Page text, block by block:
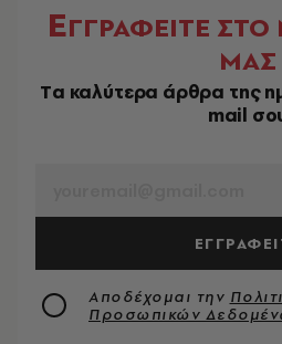
ΕΓΓΡΑΦΕΙΤΕ ΣΤΟ
ΜΑΣ
Tα καλύτερα άρθρα της
mail
Αποδέχομαι την
Προσωπικών